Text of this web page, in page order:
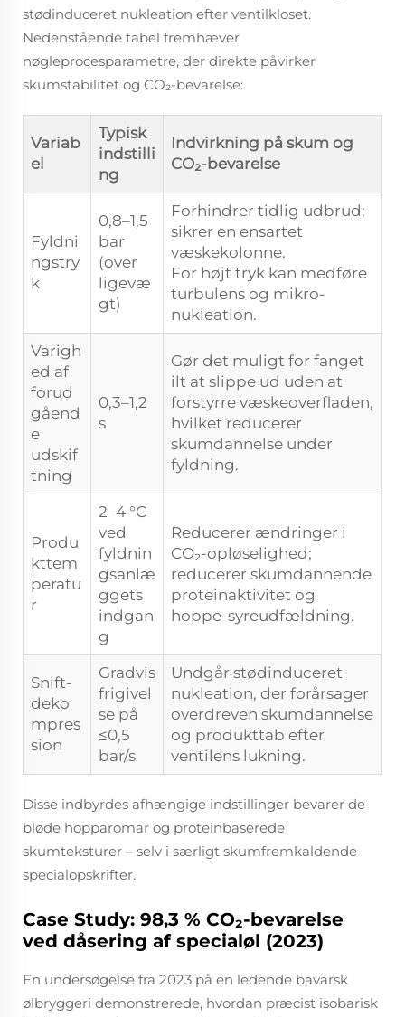
stødinduceret nukleation efter ventilkloset.
Nedenstående tabel fremhæver
nøgleprocesparametre, der direkte påvirker
skumstabilitet og CO₂-bevarelse:
Variab
el
Typisk
indstilli
ng
Indvirkning på skum og
CO₂-bevarelse
Fyldni
ngstry
k
0,8–1,5
bar
(over
ligevæ
gt)
Forhindrer tidlig udbrud;
sikrer en ensartet
væskekolonne.
For højt tryk kan medføre
turbulens og mikro-
nukleation.
Varigh
ed af
forud
gåend
e
udskif
tning
0,3–1,2
s
Gør det muligt for fanget
ilt at slippe ud uden at
forstyrre væskeoverfladen,
hvilket reducerer
skumdannelse under
fyldning.
Produ
kttem
peratu
r
2–4 °C
ved
fyldnin
gsanlæ
ggets
indgan
g
Reducerer ændringer i
CO₂-opløselighed;
reducerer skumdannende
proteinaktivitet og
hoppe-syreudfældning.
Snift-
deko
mpres
sion
Gradvis
frigivel
se på
≤0,5
bar/s
Undgår stødinduceret
nukleation, der forårsager
overdreven skumdannelse
og produkttab efter
ventilens lukning.
Disse indbyrdes afhængige indstillinger bevarer de
bløde hopparomar og proteinbaserede
skumteksturer – selv i særligt skumfremkaldende
specialopskrifter.
Case Study: 98,3 % CO₂-bevarelse
ved dåsering af specialøl (2023)
En undersøgelse fra 2023 på en ledende bavarsk
ølbryggeri demonstrerede, hvordan præcist isobarisk